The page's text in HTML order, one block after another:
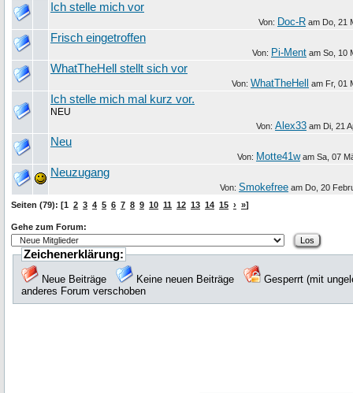
Ich stelle mich vor
Von: Doc-R am Do, 21
Frisch eingetroffen
Von: Pi-Ment am So, 10
WhatTheHell stellt sich vor
Von: WhatTheHell am Fr, 01
Ich stelle mich mal kurz vor.
NEU
Von: Alex33 am Di, 21
Neu
Von: Motte41wam Sa, 07
Neuzugang
Von: Smokefree am Do, 20
Seiten (79): [1 2 3 4 5 6 7 8 9 10 11 12 13 14 15 › »]
Gehe zum Forum:
Zeichenerklärung:
Neue Beiträge Keine neuen Beiträge
Gesperrt (mit
anderes Forum verschoben